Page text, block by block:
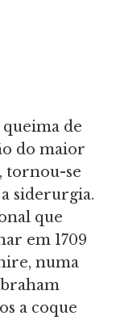
de
do maior
tornou-se
siderurgia.
que
em 1709
numa
a coque